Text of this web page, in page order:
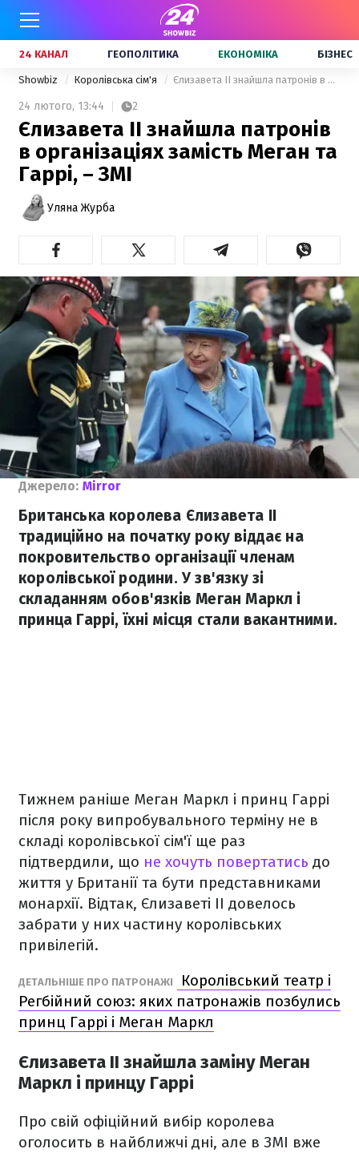
24 КАНАЛ ГЕОПОЛІТИКА ЕКОНОМІКА БІЗНЕС
Showbiz Королівська сім'я Єлизавета ІІ знайшла патронів в організаціях замість Меган та Гаррі, – ЗМІ
24 лютого, 13:44 2
Єлизавета ІІ знайшла патронів
в організаціях замість Меган та
Гаррі, – ЗМІ
Уляна Журба
Джерело: Mirror
Британська королева Єлизавета II
традиційно на початку року віддає на
покровительство організації членам
королівської родини. У зв'язку зі
складанням обов'язків Меган Маркл і
принца Гаррі, їхні місця стали вакантними.
Тижнем раніше Меган Маркл і принц Гаррі
після року випробувального терміну не в
складі королівської сім'ї ще раз
підтвердили, що не хочуть повертатись до
життя у Британії та бути представниками
монархії. Відтак, Єлизаветі II довелось
забрати у них частину королівських
привілегій.
ДЕТАЛЬНІШЕ ПРО ПАТРОНАЖІ
Королівський театр і
Регбійний союз: яких патронажів позбулись
принц Гаррі і Меган Маркл
Єлизавета ІІ знайшла заміну Меган
Маркл і принцу Гаррі
Про свій офіційний вибір королева
оголосить в найближчі дні, але в ЗМІ вже